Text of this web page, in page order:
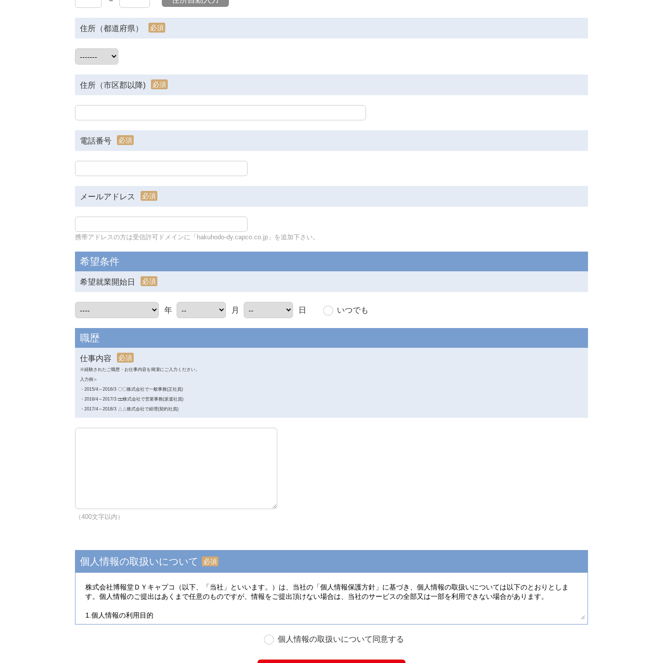
住所（都道府県） 必須
住所（市区郡以降) 必須
電話番号 必須
メールアドレス 必須
携帯アドレスの方は受信許可ドメインに「hakuhodo-dy.capco.co.jp」を追加下さい。
希望条件
希望就業開始日 必須
年 月 日 いつでも
職歴
仕事内容 必須
※経験されたご職歴・お仕事内容を簡潔にご入力ください。
入力例＞
・2015/4～2016/3 〇〇株式会社で一般事務(正社員)
・2016/4～2017/3 □□株式会社で営業事務(派遣社員)
・2017/4～2018/3 △△株式会社で経理(契約社員)
（400文字以内）
個人情報の取扱いについて 必須
個人情報の取扱いについて同意する